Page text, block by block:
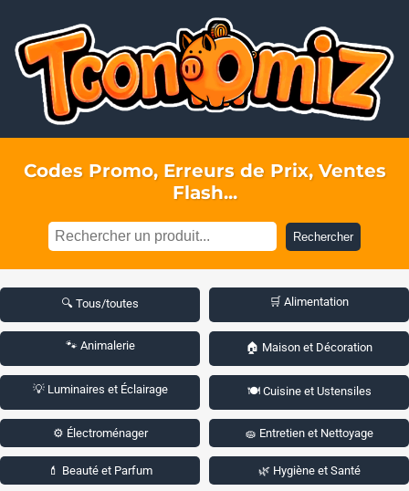
Codes Promo, Erreurs de Prix, Ventes
Flash...
Rechercher
🔍 Tous/toutes 🛒 Alimentation
🐾 Animalerie 🏠 Maison et Décoration
💡 Luminaires et Éclairage 🍽️ Cuisine et Ustensiles
⚙️ Électroménager 🧽 Entretien et Nettoyage
💄 Beauté et Parfum 🌿 Hygiène et Santé